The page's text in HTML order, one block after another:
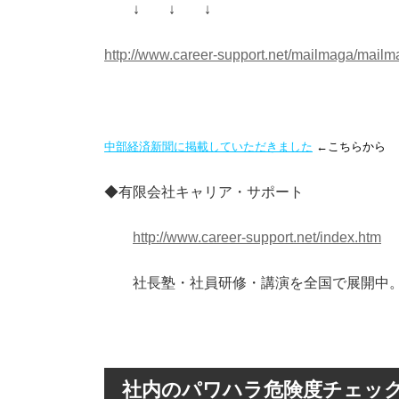
↓ ↓ ↓
http://www.career-support.net/mailmaga/
中部経済新聞に掲載していただきました ←こちらから
◆有限会社キャリア・サポート
http://www.career-support.net/index.htm
社長塾・社員研修・講演を全国で展開中。
社内のパワハラ危険度チェッ